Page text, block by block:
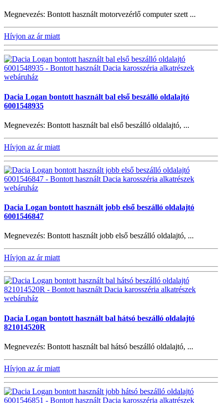
Megnevezés: Bontott használt motorvezérlő computer szett ...
Hívjon az ár miatt
Dacia Logan bontott használt bal első beszálló oldalajtó
6001548935
Megnevezés: Bontott használt bal első beszálló oldalajtó, ...
Hívjon az ár miatt
Dacia Logan bontott használt jobb első beszálló oldalajtó
6001546847
Megnevezés: Bontott használt jobb első beszálló oldalajtó, ...
Hívjon az ár miatt
Dacia Logan bontott használt bal hátsó beszálló oldalajtó
821014520R
Megnevezés: Bontott használt bal hátsó beszálló oldalajtó, ...
Hívjon az ár miatt